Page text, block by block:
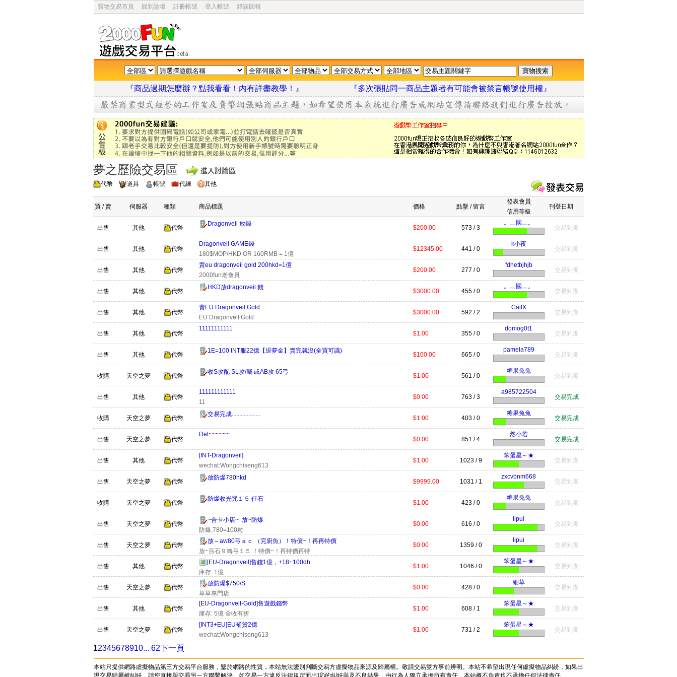
寶物交易首頁 回到論壇 註冊帳號 登入帳號 錯誤回報
『商品過期怎麼辦？點我看看！內有詳盡教學！』 『多次張貼同一商品主題者有可能會被禁言帳號使用權』
夢之歷險交易區
代幣 道具 帳號 代練 其他
買 / 賣 伺服器 種類 商品標題 價格 點擊 / 留言
發表會員
信用等級
刊登日期
出售 其他 代幣
Dragonveil 放錢
$200.00 573 / 3
。﹏國﹏。
交易到期
出售 其他 代幣
Dragonveil GAME錢
180$MOP/HKD OR 160RMB = 1億
$12345.00 441 / 0
k小夜
交易到期
出售 其他 代幣
賣eu dragonveil gold 200hkd=1億
2000fun老會員
$200.00 277 / 0
fdhetbjhjb
交易到期
出售 其他 代幣
HKD放dragonveil 錢
$3000.00 455 / 0
。﹏國﹏。
交易到期
出售 其他 代幣
賣EU Dragonveil Gold
EU Dragonveil Gold
$3000.00 592 / 2
CailX
交易到期
出售 其他 代幣
11111111111
$1.00 355 / 0
domog0t1
交易到期
出售 其他 代幣
1E=100 INT服22億【退夢金】賣完就沒(全買可議)
$100.00 665 / 0
pamela789
交易到期
收購 天空之夢 代幣
收S攻配 SL攻/屬 或AB攻 65弓
$1.00 561 / 0
糖果兔兔
交易到期
出售 其他 代幣
111111111111
11
$0.00 763 / 3
a985722504
交易完成
收購 天空之夢 代幣
交易完成...................
$1.00 403 / 0
糖果兔兔
交易完成
出售 天空之夢 代幣
Del~~~~~~
$0.00 851 / 4
然小若
交易完成
出售 其他 代幣
[INT-Dragonveil]
wechat:Wongchiseng613
$1.00 1023 / 9
笨蛋星～★
交易到期
出售 天空之夢 代幣
放防爆780hkd
$9999.00 1031 / 1
zxcvbnm668
交易到期
收購 天空之夢 代幣
防爆收光咒１５ 任石
$1.00 423 / 0
糖果兔兔
交易到期
出售 天空之夢 代幣
~合卡小店~ 放~防爆
防爆,780=100粒
$0.00 616 / 0
lipui
交易到期
出售 天空之夢 代幣
放～aw80弓ａｃ （完廚魚）！特價~！再再特價
放~百石９轉弓１５ ！特價~！再特價再特
$0.00 1359 / 0
lipui
交易到期
出售 其他 代幣
[EU-Dragonveil]售錢1億，+18+100dh
庫存: 1億
$1.00 1046 / 0
笨蛋星～★
交易到期
出售 天空之夢 代幣
放防爆$750/S
草草專門店
$0.00 428 / 0
細草
交易到期
出售 其他 代幣
[EU-Dragonveil-Gold]售遊戲錢幣
庫存: 5億 全收有折
$1.00 608 / 1
笨蛋星～★
交易到期
出售 天空之夢 代幣
[INT3+EU]EU補貨2億
wechat:Wongchiseng613
$1.00 731 / 2
笨蛋星～★
交易到期
12345678910... 62下一頁
本站只提供網路虛擬物品第三方交易平台服務，鑒於網路的性質，本站無法鑒別判斷交易方虛擬物品來源及歸屬權。敬請交易雙方事前辨明。本站不希望出現任何虛擬物品糾紛，如果出
現交易歸屬權糾紛，請您直接與交易另一方聯繫解決。如交易一方違反法律規定而出現\的糾紛與及不良結果，由行為人獨立承擔所有責任，本站概不負責也不承擔任何法律責任。